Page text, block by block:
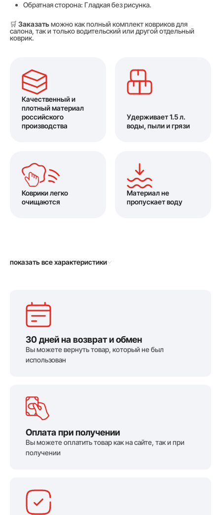
Обратная сторона: Гладкая без рисунка.
🛒 Заказатьможно как полный комплект ковриков для
салона, так и только водительский или другой отдельный
коврик.
Качественный и
плотный материал
российского
производства
Удерживает 1.5 л.
воды, пыли и грязи
Коврики легко
очищаются
Материал не
пропускает воду
показать все характеристики
30 дней на возврат и обмен
Вы можете вернуть товар, который не был
использован
Оплата при получении
Вы можете оплатить товар как на сайте, так и при
получении